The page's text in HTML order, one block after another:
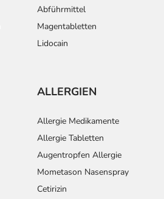
Abführmittel
Magentabletten
Lidocain
ALLERGIEN
Allergie Medikamente
Allergie Tabletten
Augentropfen Allergie
Mometason Nasenspray
Cetirizin